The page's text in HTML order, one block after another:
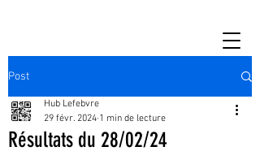
Post
Résultats du 28/02/24
Hub Lefebvre
29 févr. 2024 1 min de lecture